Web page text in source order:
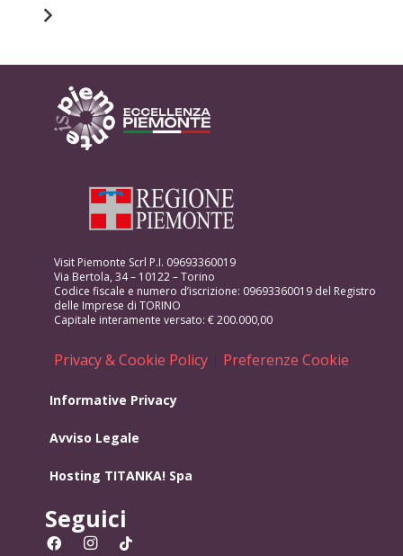
Visit Piemonte Scrl P.I. 09693360019
Via Bertola, 34 – 10122 – Torino
Codice fiscale e numero d’iscrizione: 09693360019 del Registro
delle Imprese di TORINO
Capitale interamente versato: € 200.000,00
Privacy & Cookie Policy | Preferenze Cookie
Informative Privacy
Avviso Legale
Hosting TITANKA! Spa
Seguici